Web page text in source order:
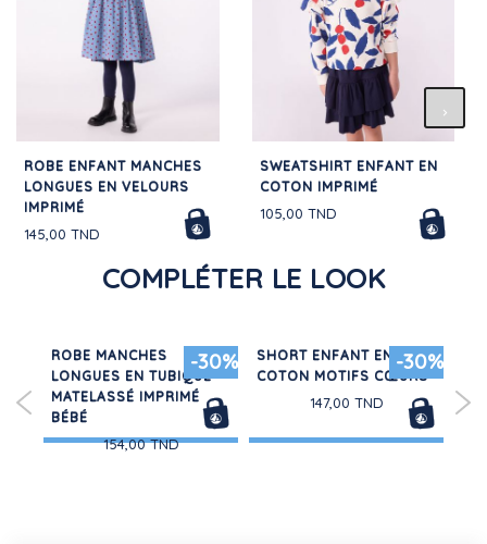
ROBE ENFANT MANCHES
LONGUES EN VELOURS
IMPRIMÉ
145,00 TND
SWEATSHIRT ENFANT EN
COTON IMPRIMÉ
105,00 TND
COMPLÉTER LE LOOK
-30%
ROBE MANCHES
LONGUES EN TUBIQUE
MATELASSÉ IMPRIMÉ
BÉBÉ
154,00 TND
-30%
SHORT ENFANT EN
COTON MOTIFS CŒURS
147,00 TND